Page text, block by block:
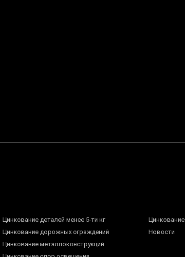
Цинкование деталей менее 5-ти кг
Цинкование дорожных ограждений
Цинкование металлоконструкций
Новости